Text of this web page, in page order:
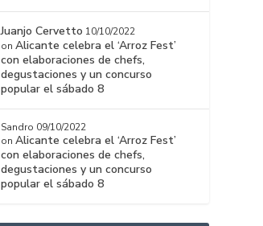
Juanjo Cervetto 10/10/2022
onAlicante celebra el ‘Arroz Fest’
con elaboraciones de chefs,
degustaciones y un concurso
popular el sábado 8
Sandro 09/10/2022
onAlicante celebra el ‘Arroz Fest’
con elaboraciones de chefs,
degustaciones y un concurso
popular el sábado 8